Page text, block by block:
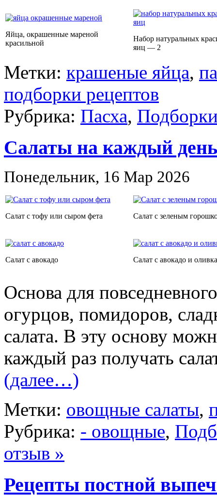
Яйца, окрашенные мареной
красильной
Набор натуральных
яиц — 2
Метки: крашеные яйца,
подборки рецептов
Рубрика: Пасха,
Салаты на каждый день
Понедельник, 16 Мар 2026
Салат с тофу или сыром фета Салат с зеленым
Салат с авокадо Салат с авокадо и
Основа для
огурцов, помидоров,
салата. В эту основу
каждый раз получать
(далее…)
Метки: овощные салаты,
Рубрика: - овощные,
отзыв »
Рецепты постной